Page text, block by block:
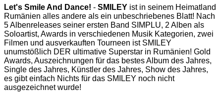
Let's Smile And Dance! - SMILEY ist in seinem Heimatland
Rumänien alles andere als ein unbeschriebenes Blatt! Nach
5 Albenreleases seiner ersten Band SIMPLU, 2 Alben als
Soloartist, Awards in verschiedenen Musik Kategorien, zwei
Filmen und ausverkauften Tourneen ist SMILEY
unumstößlich DER ultimative Superstar in Rumänien! Gold
Awards, Auszeichnungen für das bestes Album des Jahres,
Single des Jahres, Künstler des Jahres, Show des Jahres,
es gibt einfach Nichts für das SMILEY noch nicht
ausgezeichnet wurde!